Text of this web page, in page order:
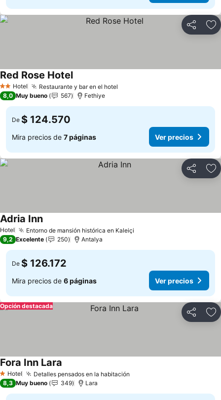
Compartir
2 Estrellas
Hotel Restaurante y bar en el hotel
Red Rose Hotel
8,0 Muy bueno 567 Fethiye
De $ 124.570
Mira precios de 7 páginas Ver precios
Compartir
Hotel Entorno de mansión histórica en Kaleiçi
Adria Inn
9,2 Excelente 250 Antalya
De $ 126.172
Mira precios de 6 páginas Ver precios
Compartir
Opción destacada
1 Estrellas
Hotel Detalles pensados en la habitación
Fora Inn Lara
8,3 Muy bueno 349 Lara